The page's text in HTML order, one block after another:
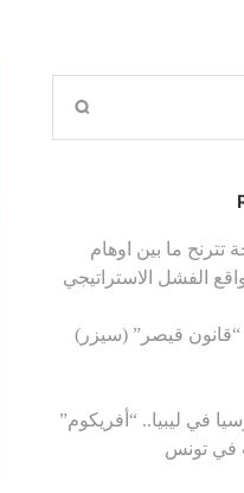
تترنح ما بين اوهام
الفشل الاستراتيجي
“قانون قيصر” (سيزر)
في ليبيا.. “أفريكوم”
في تونس